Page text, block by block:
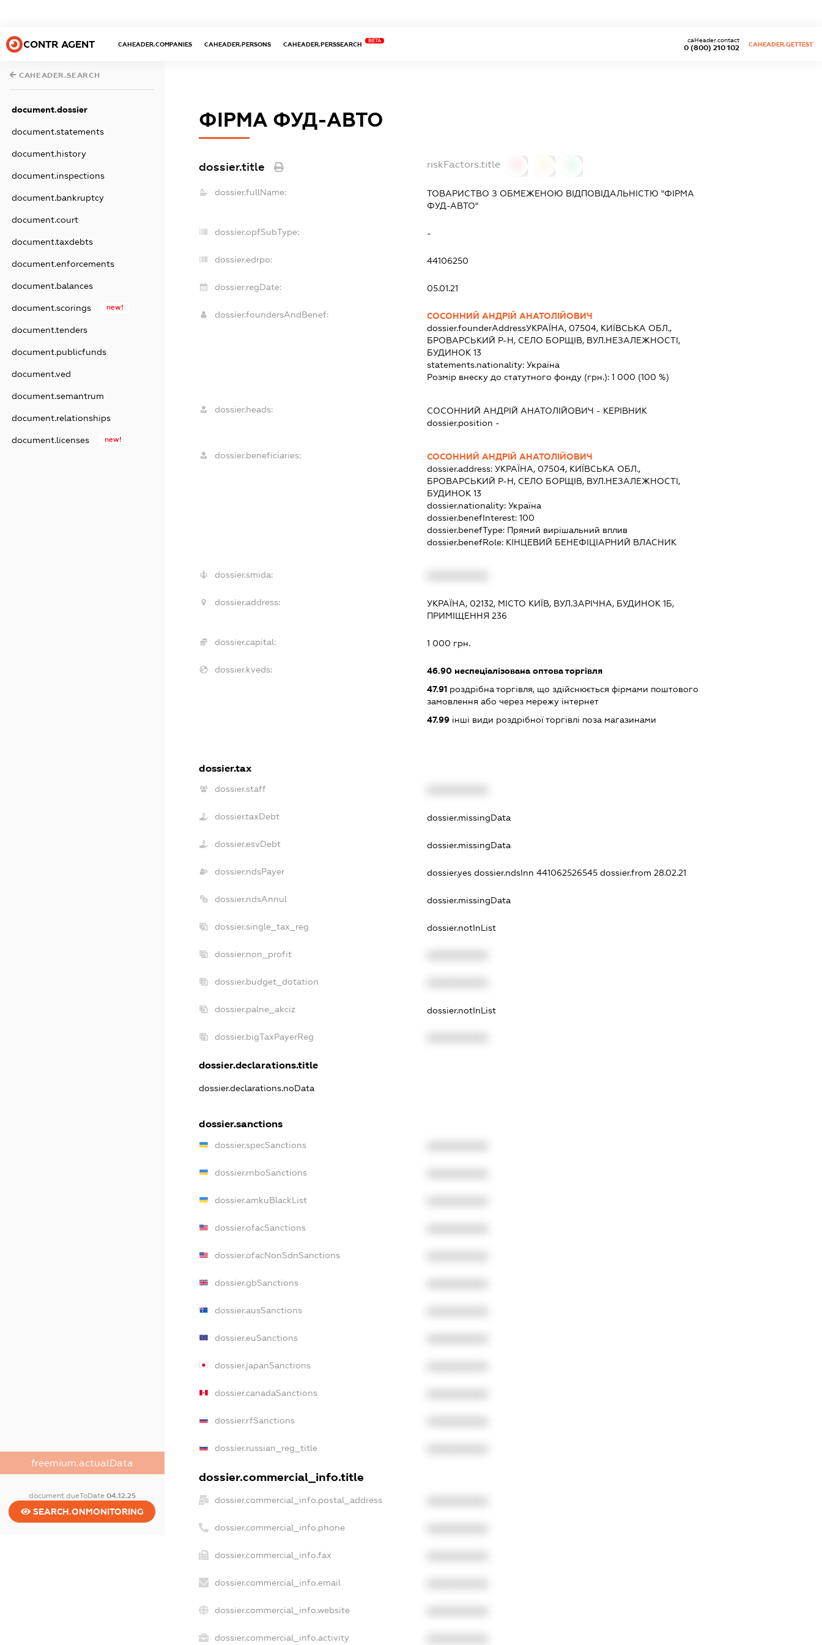
CONTR AGENT CAHEADER.COMPANIES CAHEADER.PERSONS CAHEADER.PERSSEARCH
BETA
0 (800) 210 102
caHeader.contact
CAHEADER.GETTEST
CAHEADER.SEARCH
document.dossier
document.statements
document.history
document.inspections
document.bankruptcy
document.court
document.taxdebts
document.enforcements
document.balances
document.scorings new!
document.tenders
document.publicfunds
document.ved
document.semantrum
document.relationships
document.licenses new!
freemium.actualData
document.dueToDate 04.12.25
SEARCH.ONMONITORING
ФІРМА ФУД-АВТО
dossier.title riskFactors.title
dossier.fullName:
ТОВАРИСТВО З ОБМЕЖЕНОЮ ВІДПОВІДАЛЬНІСТЮ "ФІРМА
ФУД-АВТО"
dossier.opfSubType: -
dossier.edrpo: 44106250
dossier.regDate: 05.01.21
dossier.foundersAndBenef:
СОСОННИЙ АНДРІЙ АНАТОЛІЙОВИЧ
dossier.founderAddressУКРАЇНА, 07504, КИЇВСЬКА ОБЛ.,
БРОВАРСЬКИЙ Р-Н, СЕЛО БОРЩІВ, ВУЛ.НЕЗАЛЕЖНОСТІ,
БУДИНОК 13
statements.nationality: Україна
Розмір внеску до статутного фонду (грн.): 1 000 (100 %)
dossier.heads: СОСОННИЙ АНДРІЙ АНАТОЛІЙОВИЧ - КЕРІВНИК
dossier.position -
dossier.beneficiaries:
СОСОННИЙ АНДРІЙ АНАТОЛІЙОВИЧ
dossier.address: УКРАЇНА, 07504, КИЇВСЬКА ОБЛ.,
БРОВАРСЬКИЙ Р-Н, СЕЛО БОРЩІВ, ВУЛ.НЕЗАЛЕЖНОСТІ,
БУДИНОК 13
dossier.nationality: Україна
dossier.benefInterest: 100
dossier.benefType: Прямий вирішальний вплив
dossier.benefRole: КІНЦЕВИЙ БЕНЕФІЦІАРНИЙ ВЛАСНИК
dossier.smida:
dossier.address:
УКРАЇНА, 02132, МІСТО КИЇВ, ВУЛ.ЗАРІЧНА, БУДИНОК 1Б,
ПРИМІЩЕННЯ 236
dossier.capital: 1 000 грн.
dossier.kveds: 46.90неспеціалізована оптова торгівля
47.91роздрібна торгівля, що здійснюється фірмами поштового
замовлення або через мережу інтернет
47.99інші види роздрібної торгівлі поза магазинами
dossier.tax
dossier.staff
dossier.taxDebt dossier.missingData
dossier.esvDebt dossier.missingData
dossier.ndsPayer dossier.yes dossier.ndsInn 441062526545 dossier.from 28.02.21
dossier.ndsAnnul dossier.missingData
dossier.single_tax_reg dossier.notInList
dossier.non_profit
dossier.budget_dotation
dossier.palne_akciz dossier.notInList
dossier.bigTaxPayerReg
dossier.declarations.title
dossier.declarations.noData
dossier.sanctions
dossier.specSanctions
dossier.rnboSanctions
dossier.amkuBlackList
dossier.ofacSanctions
dossier.ofacNonSdnSanctions
dossier.gbSanctions
dossier.ausSanctions
dossier.euSanctions
dossier.japanSanctions
dossier.canadaSanctions
dossier.rfSanctions
dossier.russian_reg_title
dossier.commercial_info.title
dossier.commercial_info.postal_address
dossier.commercial_info.phone
dossier.commercial_info.fax
dossier.commercial_info.email
dossier.commercial_info.website
dossier.commercial_info.activity